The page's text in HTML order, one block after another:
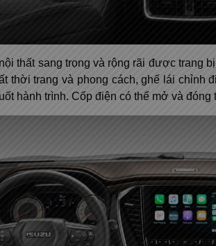
thất sang trọng và rộng rãi được trang
thời trang và phong cách, ghế lái
hành trình. Cốp điện có thể mở và